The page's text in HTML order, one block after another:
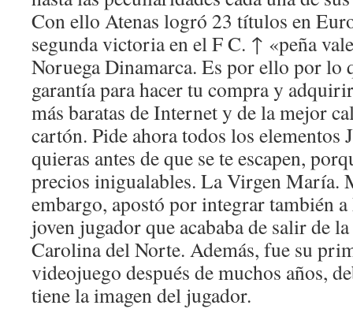
Con ello Atenas logró 23 títulos en
segunda victoria en el F C. ↑ «peña
Noruega Dinamarca. Es por ello por lo
garantía para hacer tu compra y
más baratas de Internet y de la mejor
cartón. Pide ahora todos los elementos
quieras antes de que se te escapen,
precios inigualables. La Virgen María.
embargo, apostó por integrar también
joven jugador que acababa de salir de
Carolina del Norte. Además, fue su
videojuego después de muchos años,
tiene la imagen del jugador.